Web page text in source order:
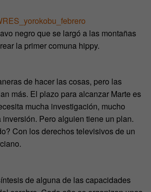
negro que se largó a las montañas
la primer comuna hippy.
de hacer las cosas, pero las
más. El plazo para alcanzar Marte es
mucha investigación, mucho
Pero alguien tiene un plan.
Con los derechos televisivos de un
de alguna de las capacidades